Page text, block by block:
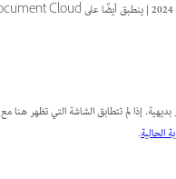
|ينطبق أيضًا على Document Cloud
إذا لم تتطابق الشاشة التي تظهر هنا مع
الحالية.